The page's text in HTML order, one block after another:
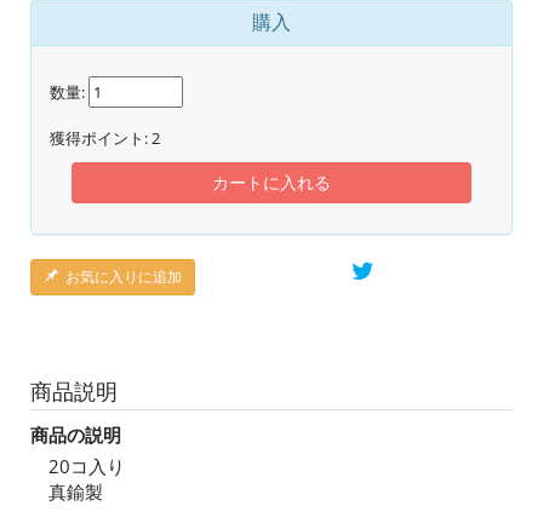
購入
数量:
獲得ポイント:2
カートに入れる
お気に入りに追加
商品説明
商品の説明
20コ入り
真鍮製